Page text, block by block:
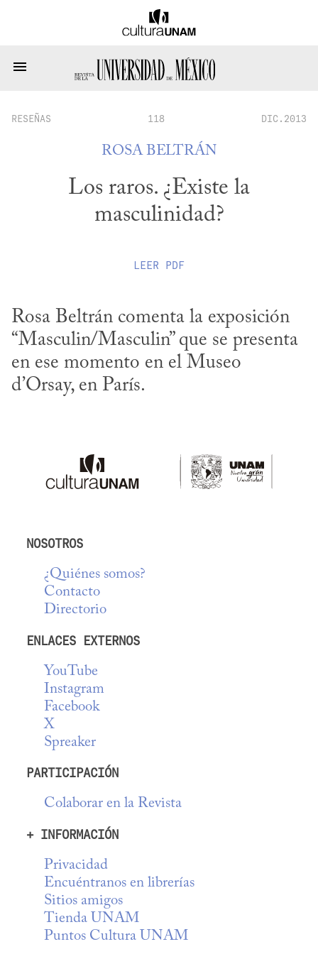
RESEÑAS 118 DIC.2013
ROSA BELTRÁN
Los raros. ¿Existe la
masculinidad?
LEER PDF
Rosa Beltrán comenta la exposición
“Masculin/Masculin” que se presenta
en ese momento en el Museo
d’Orsay, en París.
NOSOTROS
¿Quiénes somos?
Contacto
Directorio
ENLACES EXTERNOS
YouTube
Instagram
Facebook
X
Spreaker
PARTICIPACIÓN
Colaborar en la Revista
+ INFORMACIÓN
Privacidad
Encuéntranos en librerías
Sitios amigos
Tienda UNAM
Puntos Cultura UNAM